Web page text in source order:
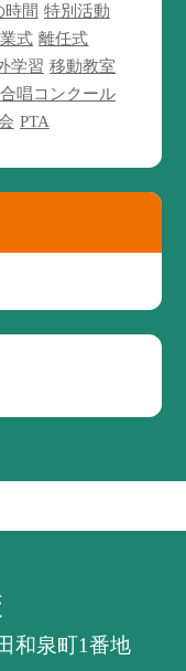
時間 特別活動
式 離任式
学習 移動教室
合唱コンクール
PTA
和泉町1番地